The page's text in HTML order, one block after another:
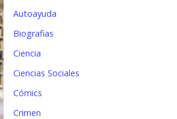
d
a
Autoayuda
Biografias
Ciencia
Ciencias Sociales
Cómics
Crimen